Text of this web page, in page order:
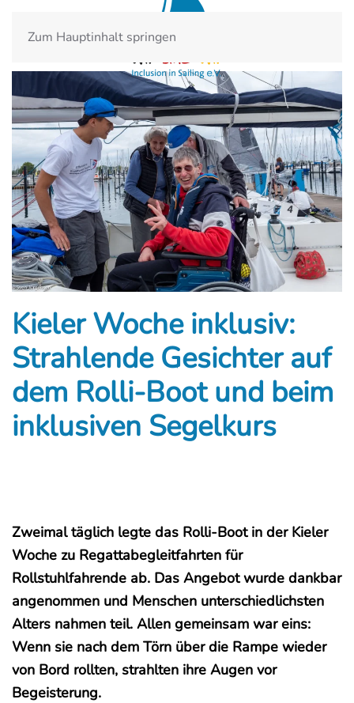
Zum Hauptinhalt springen
Kieler Woche inklusiv:
Strahlende Gesichter auf
dem Rolli-Boot und beim
inklusiven Segelkurs
Zweimal täglich legte das Rolli-Boot in der Kieler
Woche zu Regattabegleitfahrten für
Rollstuhlfahrende ab. Das Angebot wurde dankbar
angenommen und Menschen unterschiedlichsten
Alters nahmen teil. Allen gemeinsam war eins:
Wenn sie nach dem Törn über die Rampe wieder
von Bord rollten, strahlten ihre Augen vor
Begeisterung.